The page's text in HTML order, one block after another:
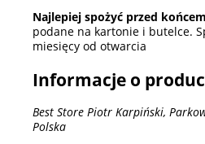
Najlepiej spożyć przed
podane na kartonie i butelce.
miesięcy od otwarcia
Informacje o
Best Store Piotr Karpiński,
Polska